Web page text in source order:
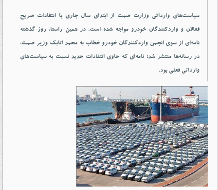
سیاست‌های وارداتی وزارت صمت از ابتدای سال جاری با انتقادات صریح
فعالان و واردکنندگان خودرو مواجه شده است. در همین راستا، روز گذشته
نامه‌ای از سوی انجمن واردکنندگان خودرو خطاب به محمد اتابک وزیر صمت،
در رسانه‌ها منتشر شد؛ نامه‌ای که حاوی انتقادات جدید نسبت به سیاست‌های
وارداتی فعلی بود.